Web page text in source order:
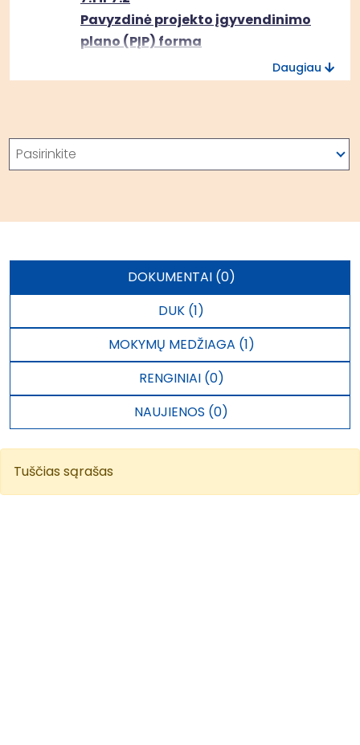
Pavyzdinė projekto įgyvendinimo
plano (PĮP) forma
Daugiau
Paieška
Pasirinkite
DOKUMENTAI (0)
DUK (1)
MOKYMŲ MEDŽIAGA (1)
RENGINIAI (0)
NAUJIENOS (0)
Tuščias sąrašas